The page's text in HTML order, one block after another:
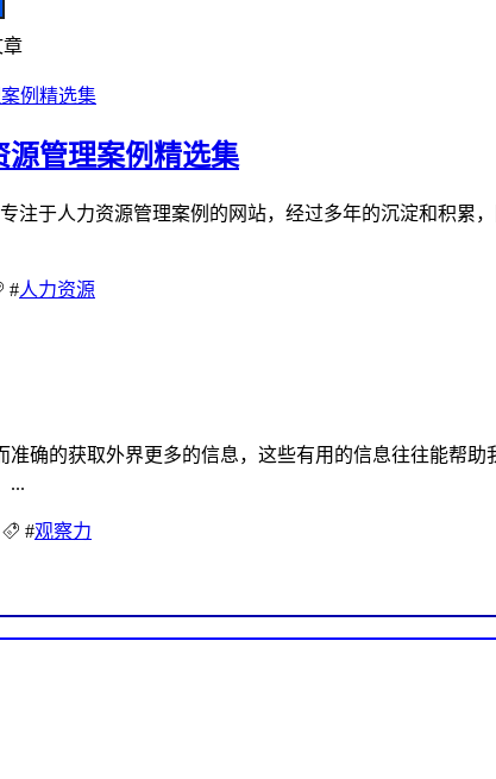
章
源管理案例精选集
专注于人力资源管理案例的网站，经过多年的沉淀和积
#人力资源
确的获取外界更多的信息，这些有用的信息往往能帮
...
#观察力